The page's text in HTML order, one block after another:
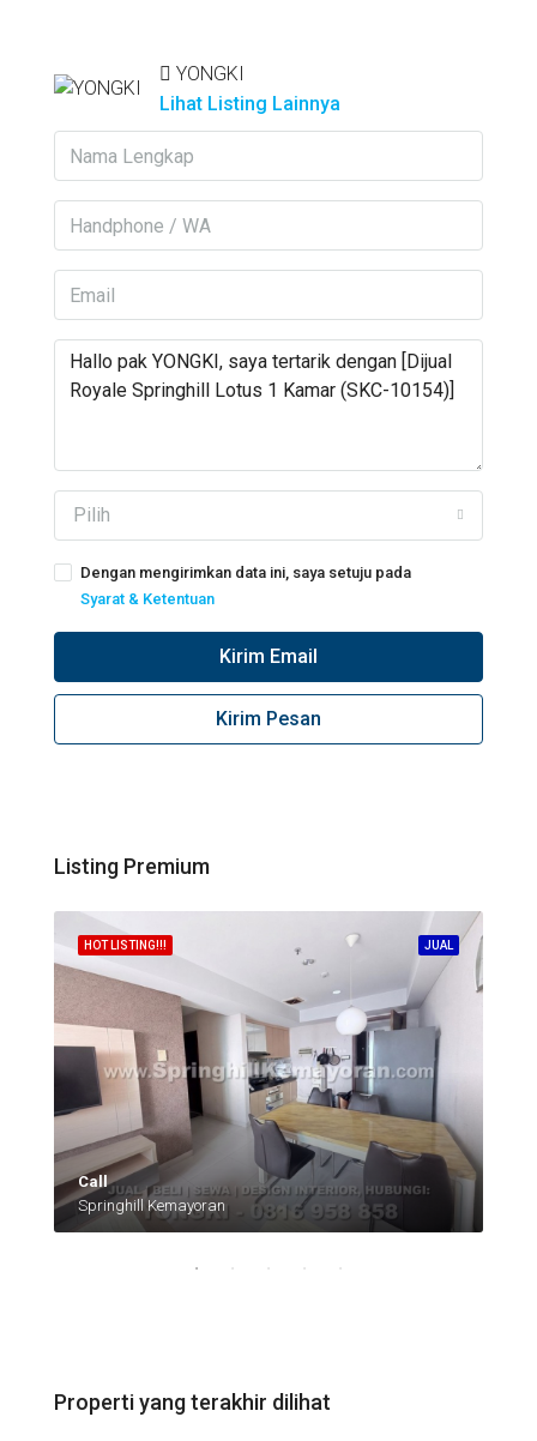
YONGKI
Lihat Listing Lainnya
Pilih
Dengan mengirimkan data ini, saya setuju pada
Syarat & Ketentuan
Kirim Email
Kirim Pesan
Listing Premium
JUAL
HOT LISTING!!!
Call
Springhill Kemayoran
Properti yang terakhir dilihat